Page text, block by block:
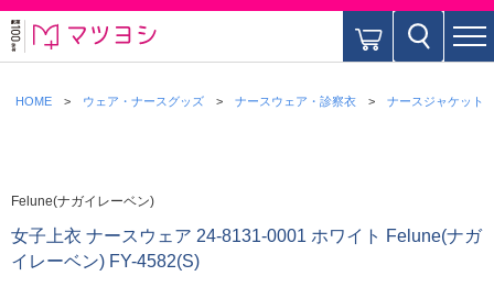
HOME ウェア・ナースグッズ ナースウェア・診察衣 ナースジャケット
Felune(ナガイレーベン)
女子上衣 ナースウェア 24-8131-0001 ホワイト Felune(ナガ
イレーベン) FY-4582(S)